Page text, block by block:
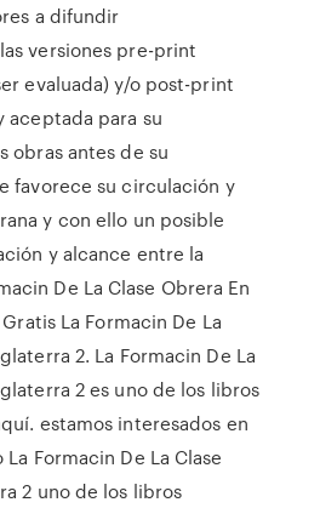
a difundir
versiones pre-print
evaluada) y/o post-print
aceptada para su
obras antes de su
favorece su circulación y
y con ello un posible
y alcance entre la
De La Clase Obrera En
La Formacin De La
2. La Formacin De La
2 es uno de los libros
estamos interesados en
Formacin De La Clase
2 uno de los libros